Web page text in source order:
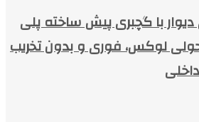
با گچبری پیش ساخته پلی
لوکس، فوری و بدون تخریب